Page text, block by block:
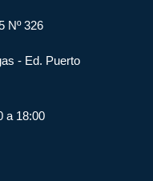
Nº 326
- Ed. Puerto
a 18:00